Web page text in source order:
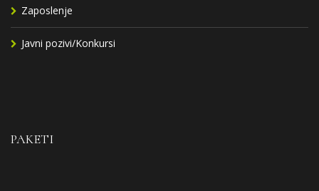
Zaposlenje
Javni pozivi/Konkursi
PAKETI